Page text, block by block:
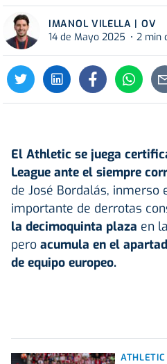
IMANOL VILELLA | OV
14 de Mayo 2025
2 min
El Athletic se juega
League ante el siempre
de José Bordalás, inmerso
importante de derrotas
la decimoquinta plaza en
pero acumula en el
de equipo europeo.
ATHLETIC